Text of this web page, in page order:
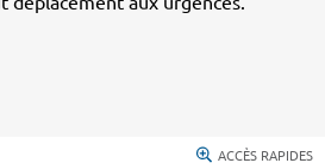
ACCÈS RAPIDES